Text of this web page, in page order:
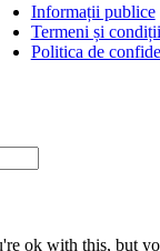
Informații publice
Termeni și condiții
Politica de
ok with this, but